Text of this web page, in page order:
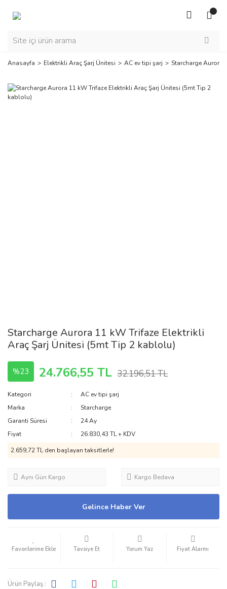
Anasayfa Elektrikli Araç Şarj Ünitesi AC ev tipi şarj Starcharge Aurora
Starcharge Aurora 11 kW Trifaze Elektrikli
Araç Şarj Ünitesi (5mt Tip 2 kablolu)
%23 24.766,55 TL 32.196,51 TL
Kategori
AC ev tipi şarj
Marka
Starcharge
Garanti Süresi
24 Ay
Fiyat
26.830,43 TL + KDV
2.659,72 TL den başlayan taksitlerle!
Aynı Gün Kargo Kargo Bedava
Gelince Haber Ver
Tavsiye Et Yorum Yaz Fiyat Alarmı
Ürün Paylaş :